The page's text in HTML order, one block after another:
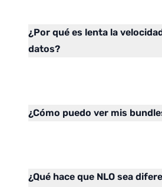
¿Por qué es lenta la
datos?
¿Cómo puedo ver mis
¿Qué hace que NLO sea